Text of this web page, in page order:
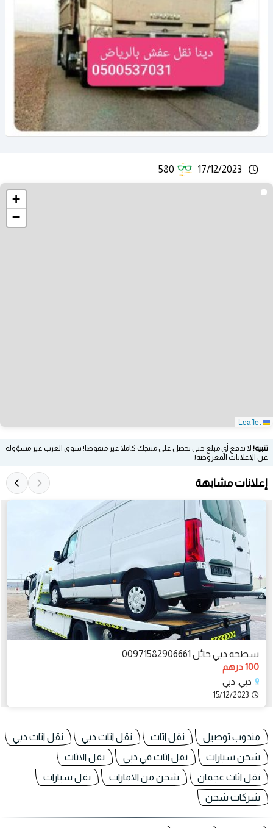
17/12/2023
580
+
−
تنبيه! لا تدفع أي مبلغ حتى تحصل على منتجك كاملا غير منقوصا! سوق العرب غير مسؤولة
عن الإعلانات المعروضة!
إعلانات مشابهة
سطحة دبي حائل 00971582906661
100 درهم
دبي، دبي
15/12/2023
مندوب توصيل نقل اثاث نقل اثاث دبي
نقل اثاث دبي
شحن سيارات
نقل اثاث في دبي
نقل الاثاث
نقل اثاث عجمان
شحن من الامارات
نقل سيارات
شركات شحن